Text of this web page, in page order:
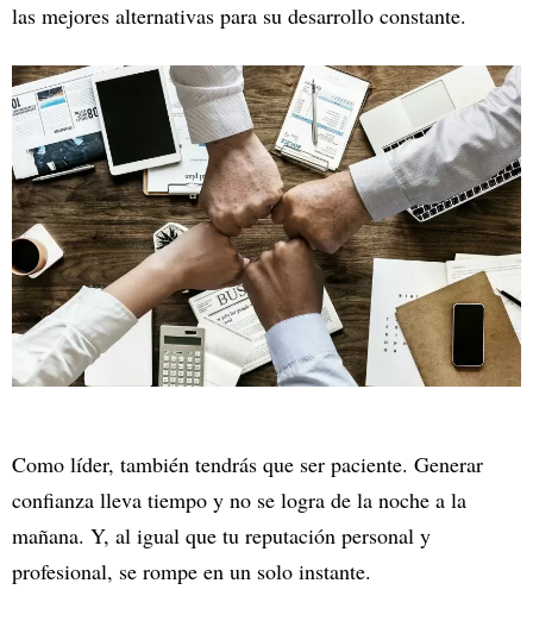
las mejores alternativas para su desarrollo constante.
Como líder, también tendrás que ser paciente. Generar
confianza lleva tiempo y no se logra de la noche a la
mañana. Y, al igual que tu reputación personal y
profesional, se rompe en un solo instante.